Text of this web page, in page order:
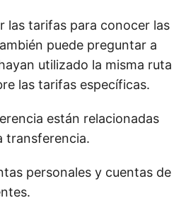
las tarifas para conocer las
puede preguntar a
utilizado la misma ruta
las tarifas específicas.
están relacionadas
transferencia.
personales y cuentas de